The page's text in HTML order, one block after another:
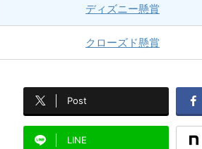
ディズニー懸賞
クローズド懸賞
Post
LINE